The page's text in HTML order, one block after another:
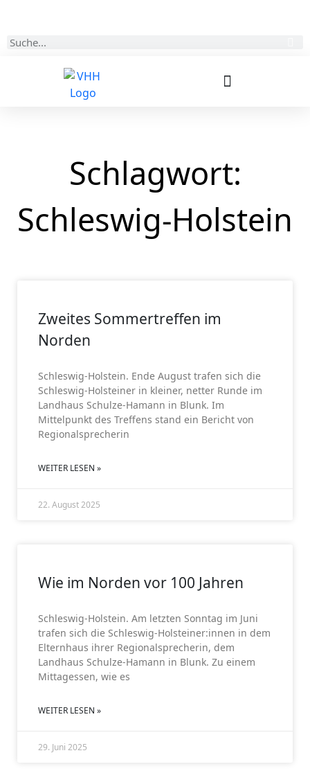
Schlagwort:
Schleswig-Holstein
Zweites Sommertreffen im
Norden
Schleswig-Holstein. Ende August trafen sich die
Schleswig-Holsteiner in kleiner, netter Runde im
Landhaus Schulze-Hamann in Blunk. Im
Mittelpunkt des Treffens stand ein Bericht von
Regionalsprecherin
WEITER LESEN »
22. August 2025
Wie im Norden vor 100 Jahren
Schleswig-Holstein. Am letzten Sonntag im Juni
trafen sich die Schleswig-Holsteiner:innen in dem
Elternhaus ihrer Regionalsprecherin, dem
Landhaus Schulze-Hamann in Blunk. Zu einem
Mittagessen, wie es
WEITER LESEN »
29. Juni 2025